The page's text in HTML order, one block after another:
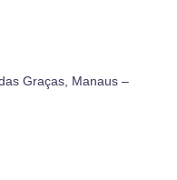
Graças, Manaus –